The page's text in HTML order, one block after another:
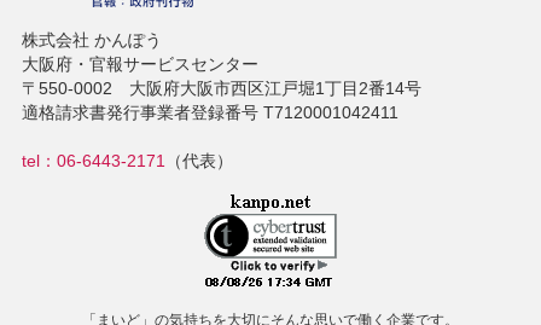
株式会社 かんぽう
大阪府・官報サービスセンター
〒550-0002 大阪府大阪市西区江戸堀1丁目2番14号
適格請求書発行事業者登録番号 T7120001042411
tel：06-6443-2171（代表）
「まいど」の気持ちを大切にそんな思いで働く企業です。